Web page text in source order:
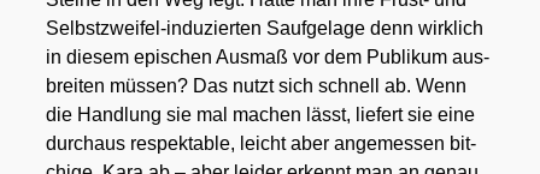
Selbst­zwei­fel-indu­zier­ten Sauf­ge­la­ge denn wirk­lich
in die­sem epi­schen Aus­maß vor dem Publi­kum aus­
brei­ten müs­sen? Das nutzt sich schnell ab. Wenn
die Hand­lung sie mal machen lässt, lie­fert sie eine
durch­aus respek­ta­ble, leicht aber ange­mes­sen bit­